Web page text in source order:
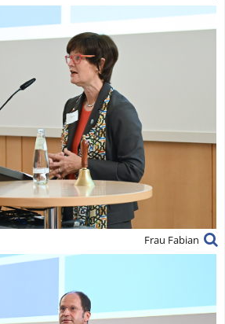
Frau Fabian